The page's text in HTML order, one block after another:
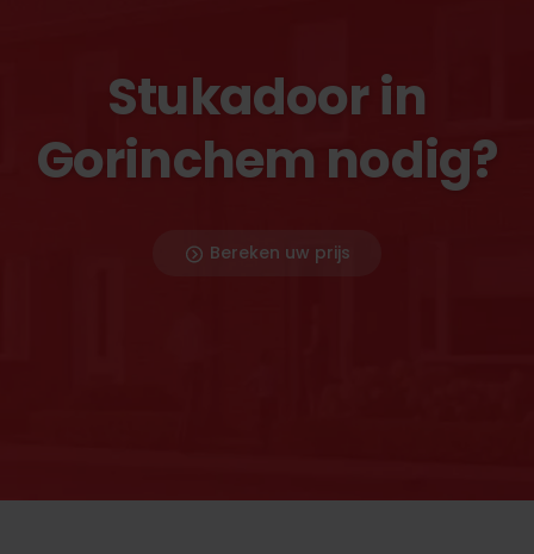
Stukadoor in
Gorinchem nodig?
Bereken uw prijs